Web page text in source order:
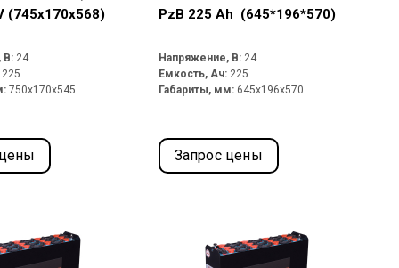
(745х170x568)
В: 24
225
750x170x545
PzB 225 Ah (645*196*570)
Напряжение, В: 24
Емкость, Ач: 225
Габариты, мм: 645x196x570
Запрос цены